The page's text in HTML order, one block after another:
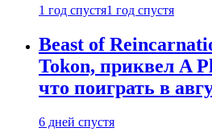
1 год спустя1 год спустя
Beast of
Tokon, приквел A
что поиграть в
6 дней спустя